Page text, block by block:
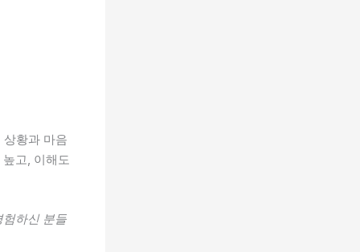
황과 마음
고, 이해도
험하신 분들